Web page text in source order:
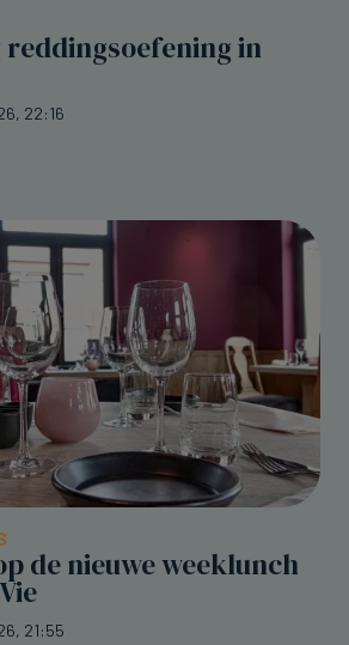
reddingsoefening in
22:16
de nieuwe weeklunch
21:55